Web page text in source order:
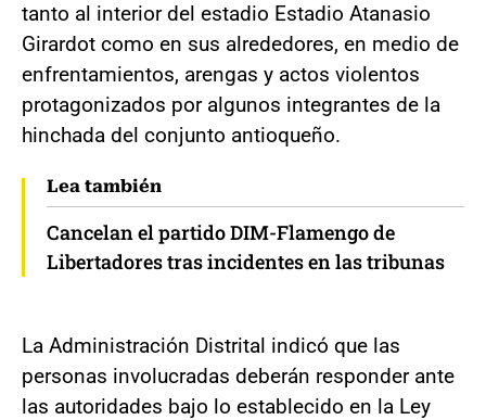
tanto al interior del estadio Estadio Atanasio
Girardot como en sus alrededores, en medio de
enfrentamientos, arengas y actos violentos
protagonizados por algunos integrantes de la
hinchada del conjunto antioqueño.
Lea también
Cancelan el partido DIM-Flamengo de
Libertadores tras incidentes en las tribunas
La Administración Distrital indicó que las
personas involucradas deberán responder ante
las autoridades bajo lo establecido en la Ley